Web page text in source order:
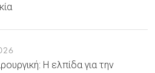
Η ελπίδα για την